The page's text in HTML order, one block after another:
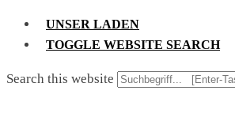
UNSER LADEN
TOGGLE WEBSITE SEARCH
Search this website